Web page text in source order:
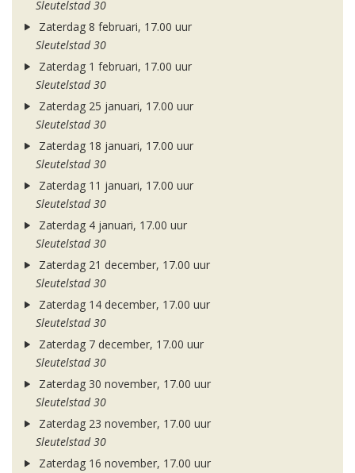
Sleutelstad 30
Zaterdag 8 februari, 17.00 uur
Sleutelstad 30
Zaterdag 1 februari, 17.00 uur
Sleutelstad 30
Zaterdag 25 januari, 17.00 uur
Sleutelstad 30
Zaterdag 18 januari, 17.00 uur
Sleutelstad 30
Zaterdag 11 januari, 17.00 uur
Sleutelstad 30
Zaterdag 4 januari, 17.00 uur
Sleutelstad 30
Zaterdag 21 december, 17.00 uur
Sleutelstad 30
Zaterdag 14 december, 17.00 uur
Sleutelstad 30
Zaterdag 7 december, 17.00 uur
Sleutelstad 30
Zaterdag 30 november, 17.00 uur
Sleutelstad 30
Zaterdag 23 november, 17.00 uur
Sleutelstad 30
Zaterdag 16 november, 17.00 uur